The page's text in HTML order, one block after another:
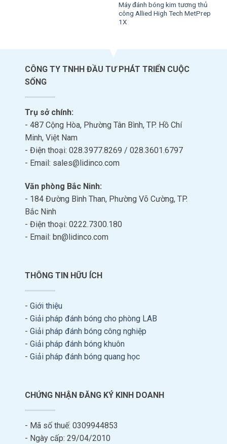
Máy đánh bóng kim tương thủ
công Allied High Tech MetPrep
1X
CÔNG TY TNHH ĐẦU TƯ PHÁT TRIỂN CUỘC
SỐNG
Trụ sở chính:
- 487 Cộng Hòa, Phường Tân Bình, TP. Hồ Chí
Minh, Việt Nam
- Điện thoại: 028.3977.8269 / 028.3601.6797
- Email: sales@lidinco.com
Văn phòng Bắc Ninh:
- 184 Đường Bình Than, Phường Võ Cường, TP.
Bắc Ninh
- Điện thoại: 0222.7300.180
- Email: bn@lidinco.com
THÔNG TIN HỮU ÍCH
- Giới thiệu
- Giải pháp đánh bóng cho phòng LAB
- Giải pháp đánh bóng công nghiệp
- Giải pháp đánh bóng khuôn
- Giải pháp đánh bóng quang học
CHỨNG NHẬN ĐĂNG KÝ KINH DOANH
- Mã số thuế: 0309944853
- Ngày cấp: 29/04/2010